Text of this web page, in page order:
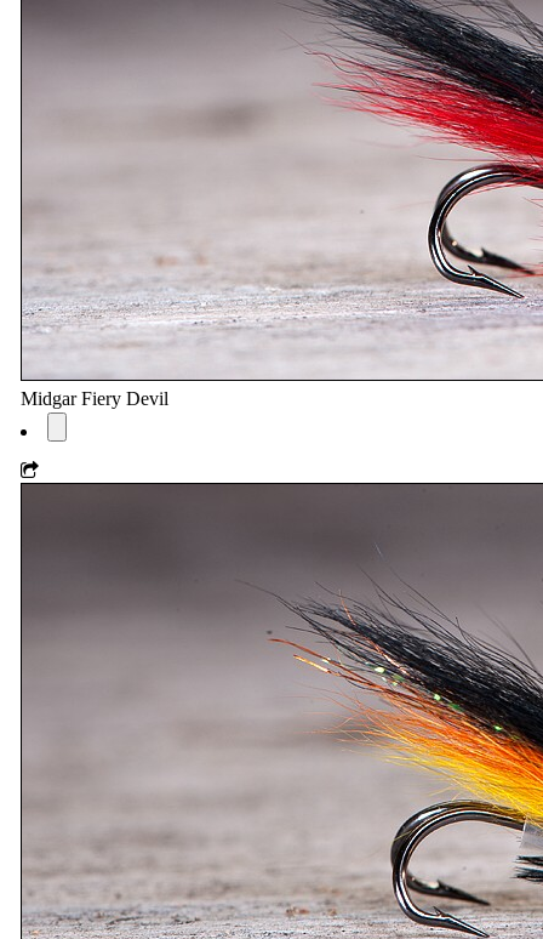
Midgar Fiery Devil